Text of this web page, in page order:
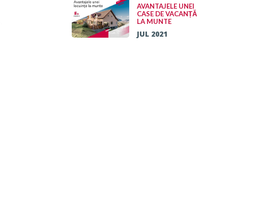
AVANTAJELE UNEI
CASE DE VACANȚĂ
LA MUNTE
JUL 2021